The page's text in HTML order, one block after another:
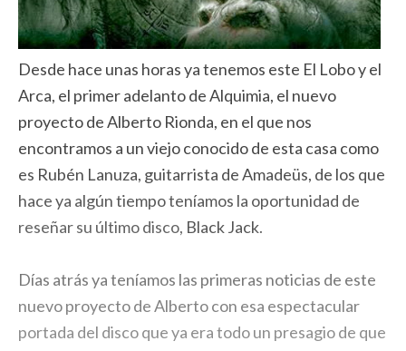
Desde hace unas horas ya tenemos este El Lobo y el
Arca, el primer adelanto de Alquimia, el nuevo
proyecto de Alberto Rionda, en el que nos
encontramos a un viejo conocido de esta casa como
es Rubén Lanuza, guitarrista de Amadeüs, de los que
hace ya algún tiempo teníamos la oportunidad de
reseñar su último disco, Black Jack.
Días atrás ya teníamos las primeras noticias de este
nuevo proyecto de Alberto con esa espectacular
portada del disco que ya era todo un presagio de que